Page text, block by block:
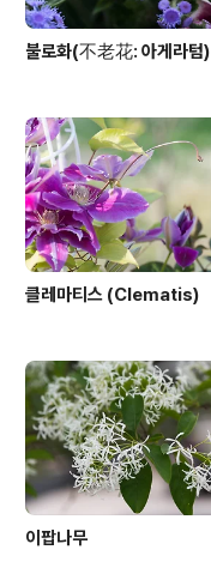
불로화(不老花: 아게라텀)
클레마티스 (Clematis)
이팝나무